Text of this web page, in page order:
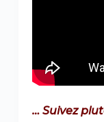
… Suivez